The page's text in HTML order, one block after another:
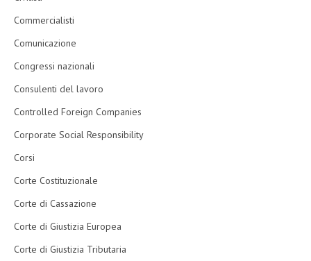
Commercialisti
Comunicazione
Congressi nazionali
Consulenti del lavoro
Controlled Foreign Companies
Corporate Social Responsibility
Corsi
Corte Costituzionale
Corte di Cassazione
Corte di Giustizia Europea
Corte di Giustizia Tributaria